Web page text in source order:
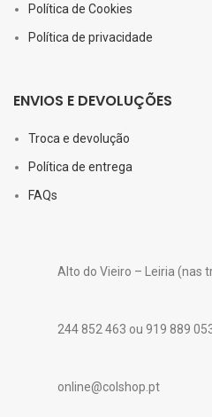
Política de Cookies
Política de privacidade
ENVIOS E DEVOLUÇÕES
Troca e devolução
Política de entrega
FAQs
Alto do Vieiro – Leiria (nas
244 852 463 ou 919 889
online@colshop.pt